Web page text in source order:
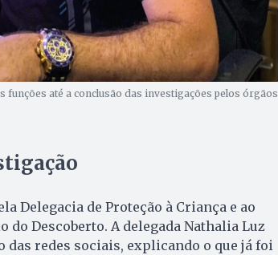
até a conclusão das investigações pelos órgãos
Delegacia de Proteção à Criança e ao
do Descoberto. A delegada Nathalia Luz
das redes sociais, explicando o que já foi